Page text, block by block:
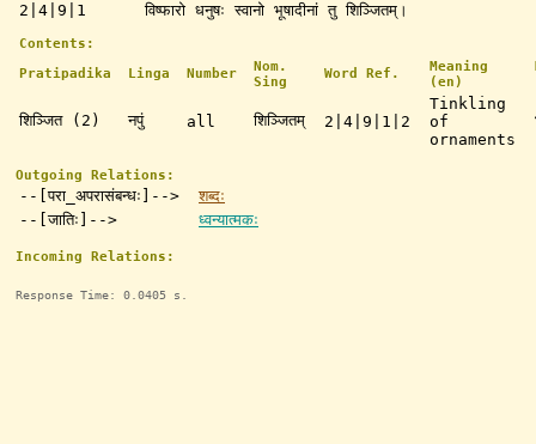
2|4|9|1 विष्फारो धनुषः स्वानो भूषादीनां तु शिञ्जितम्।
Contents:
Pratipadika
Linga Number
Nom.
Sing
Word Ref.
Meaning
(en)
शिञ्जित (2) नपुं all शिञ्जितम् 2|4|9|1|2
Tinkling
of
ornaments
Outgoing Relations:
--[परा_अपरासंबन्धः]-->
शब्दः
--[जातिः]-->
ध्वन्यात्मकः
Incoming Relations:
Response Time: 0.0405 s.